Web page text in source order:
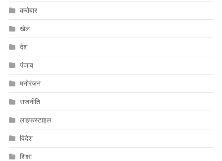
करोबार
खेल
देश
पंजाब
मनोरंजन
राजनीति
लाइफस्टाइल
विदेश
शिक्षा